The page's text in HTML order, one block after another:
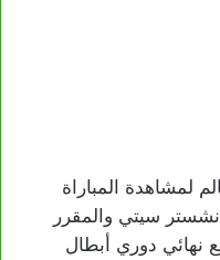
لمشاهدة المباراة
سيتي والمقرر
نهائي دوري أبطال